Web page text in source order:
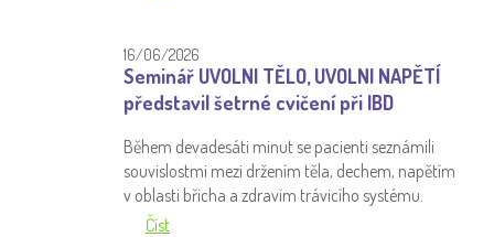
16/06/2026
Seminář UVOLNI TĚLO, UVOLNI NAPĚTÍ
představil šetrné cvičení při IBD
Během devadesáti minut se pacienti seznámili
souvislostmi mezi držením těla, dechem, napětím
v oblasti břicha a zdravím trávicího systému.
Číst